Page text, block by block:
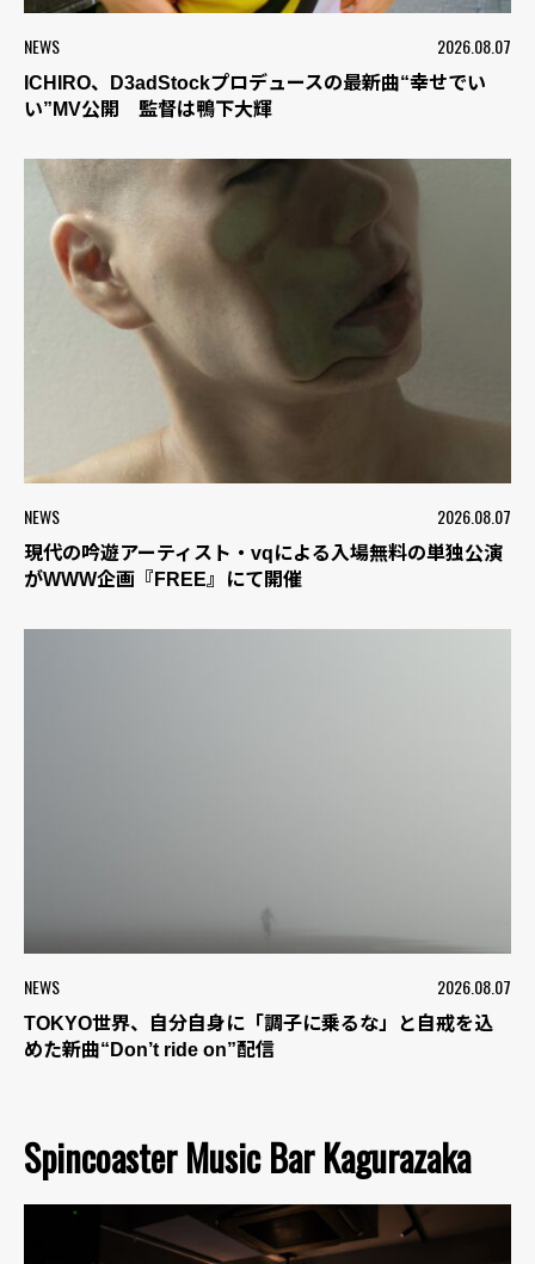
NEWS 2026.08.07
ICHIRO、D3adStockプロデュースの最新曲“幸せでい
い”MV公開 監督は鴨下大輝
NEWS 2026.08.07
現代の吟遊アーティスト・vqによる入場無料の単独公演
がWWW企画『FREE』にて開催
NEWS 2026.08.07
TOKYO世界、自分自身に「調子に乗るな」と自戒を込
めた新曲“Don’t ride on”配信
Spincoaster Music Bar Kagurazaka